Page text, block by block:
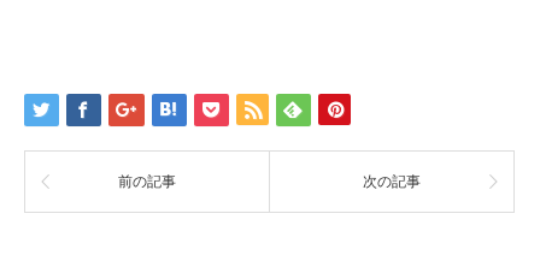
前の記事 次の記事